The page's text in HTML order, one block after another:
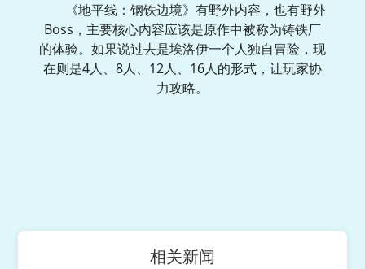
《地平线：钢铁边境》有野外内容，也有野外
Boss，主要核心内容应该是原作中被称为铸铁厂
的体验。如果说过去是埃洛伊一个人独自冒险，现
在则是4人、8人、12人、16人的形式，让玩家协
力攻略。
相关新闻